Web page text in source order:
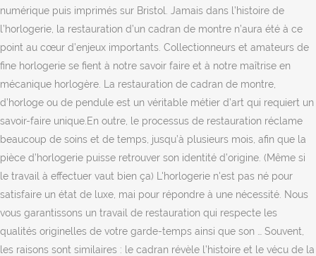
numérique puis imprimés sur Bristol. Jamais dans l’histoire de
l’horlogerie, la restauration d’un cadran de montre n’aura été à ce
point au cœur d’enjeux importants. Collectionneurs et amateurs de
fine horlogerie se fient à notre savoir faire et à notre maîtrise en
mécanique horlogère. La restauration de cadran de montre,
d’horloge ou de pendule est un véritable métier d’art qui requiert un
savoir-faire unique.En outre, le processus de restauration réclame
beaucoup de soins et de temps, jusqu’à plusieurs mois, afin que la
pièce d’horlogerie puisse retrouver son identité d’origine. (Même si
le travail à effectuer vaut bien ça) L'horlogerie n'est pas né pour
satisfaire un état de luxe, mai pour répondre à une nécessité. Nous
vous garantissons un travail de restauration qui respecte les
qualités originelles de votre garde-temps ainsi que son … Souvent,
les raisons sont similaires : le cadran révèle l’histoire et le vécu de la